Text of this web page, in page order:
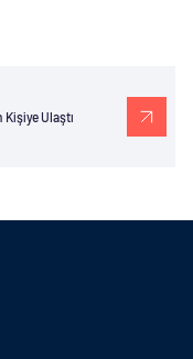
Kişiye Ulaştı